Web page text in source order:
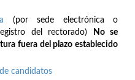
(por sede electrónica o
del rectorado)
No se
fuera del plazo establecido
candidatos